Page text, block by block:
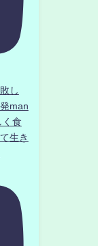
し
man
く食
生き